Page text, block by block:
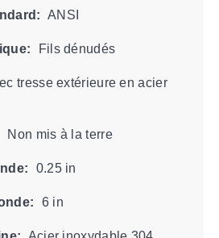
ANSI
Fils dénudés
tresse extérieure en acier
Non mis à la terre
0.25 in
6 in